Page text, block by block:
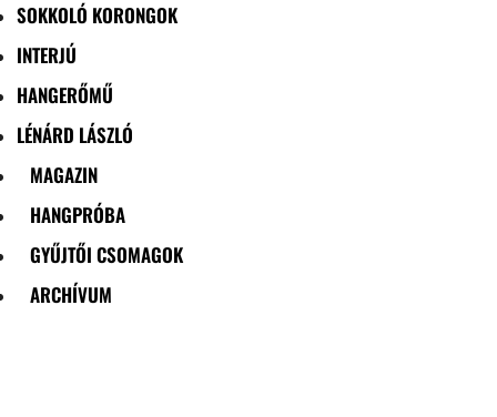
SOKKOLÓ KORONGOK
INTERJÚ
HANGERŐMŰ
LÉNÁRD LÁSZLÓ
MAGAZIN
HANGPRÓBA
GYŰJTŐI CSOMAGOK
ARCHÍVUM